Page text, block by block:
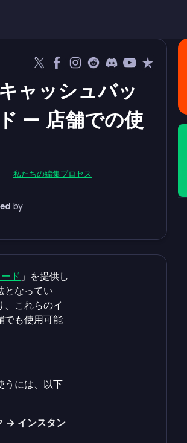
ャッシュバッ
— 店舗での使
私たちの編集プロセス
by
ド」を提供し
となってい
これらのイ
でも使用可能
うには、以下
→ インスタン